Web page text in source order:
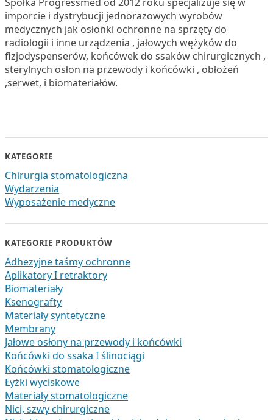
Spółka Progressmed od 2012 roku specjalizuje się w
imporcie i dystrybucji jednorazowych wyrobów
medycznych jak osłonki ochronne na sprzęty do
radiologii i inne urządzenia , jałowych wężyków do
fizjodyspenserów, końcówek do ssaków chirurgicznych ,
sterylnych osłon na przewody i końcówki , obłożeń
,serwet, i biomateriałów.
KATEGORIE
Chirurgia stomatologiczna
Wydarzenia
Wyposażenie medyczne
KATEGORIE PRODUKTÓW
Adhezyjne taśmy ochronne
Aplikatory I retraktory
Biomateriały
Ksenografty
Materiały syntetyczne
Membrany
Jałowe osłony na przewody i końcówki
Końcówki do ssaka I ślinociągi
Końcówki stomatologiczne
Łyżki wyciskowe
Materiały stomatologiczne
Nici, szwy chirurgiczne